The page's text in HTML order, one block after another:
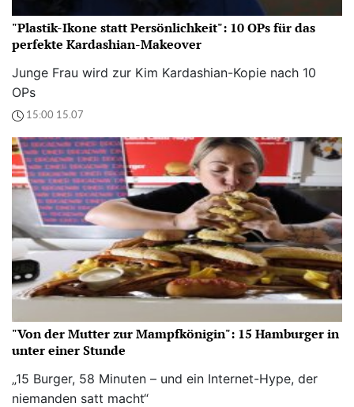
"Plastik-Ikone statt Persönlichkeit": 10 OPs für das
perfekte Kardashian-Makeover
Junge Frau wird zur Kim Kardashian-Kopie nach 10
OPs
15:00 15.07
"Von der Mutter zur Mampfkönigin": 15 Hamburger in
unter einer Stunde
„15 Burger, 58 Minuten – und ein Internet-Hype, der
niemanden satt macht“